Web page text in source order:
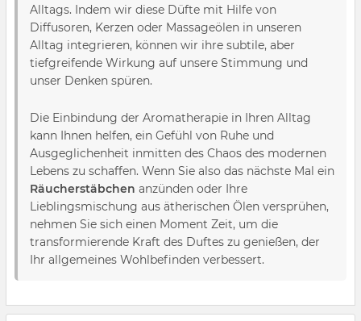
Alltags. Indem wir diese Düfte mit Hilfe von
Diffusoren, Kerzen oder Massageölen in unseren
Alltag integrieren, können wir ihre subtile, aber
tiefgreifende Wirkung auf unsere Stimmung und
unser Denken spüren.
Die Einbindung der Aromatherapie in Ihren Alltag
kann Ihnen helfen, ein Gefühl von Ruhe und
Ausgeglichenheit inmitten des Chaos des modernen
Lebens zu schaffen. Wenn Sie also das nächste Mal ein
Räucherstäbchen anzünden oder Ihre
Lieblingsmischung aus ätherischen Ölen versprühen,
nehmen Sie sich einen Moment Zeit, um die
transformierende Kraft des Duftes zu genießen, der
Ihr allgemeines Wohlbefinden verbessert.